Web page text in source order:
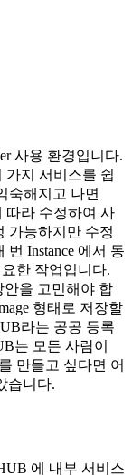
사용 환경입니다.
가지 서비스를 쉽
숙해지고 나면
따라 수정하여 사
가능하지만 수정
Instance 에서 동
한 작업입니다.
안을 고민해야 합
형태로 저장할
라는 공공 등록
는 모든 사람이
만들고 싶다면 어
습니다.
에 내부 서비스